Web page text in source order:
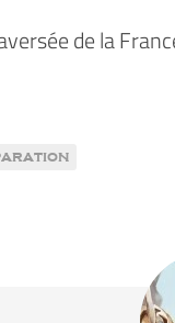
de la